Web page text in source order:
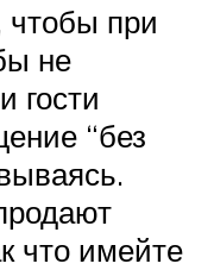
чтобы при
не
гости
“без
что имейте